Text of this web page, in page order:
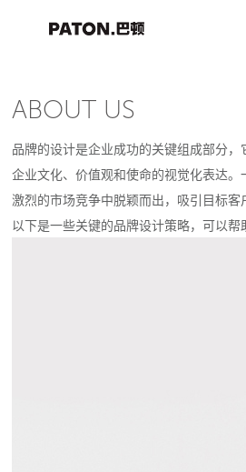
ABOUT US
品牌的设计是企业成功的关键组成部分
企业文化、价值观和使命的视觉化表达
激烈的市场竞争中脱颖而出，吸引目标客
以下是一些关键的品牌设计策略，可以帮